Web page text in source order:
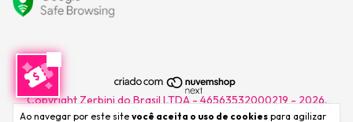
Ao navegar por este site você aceita o uso de cookies para agilizar
Copyright Zerbini do Brasil LTDA - 46563532000219 - 2026.
Todos os direitos reservados.